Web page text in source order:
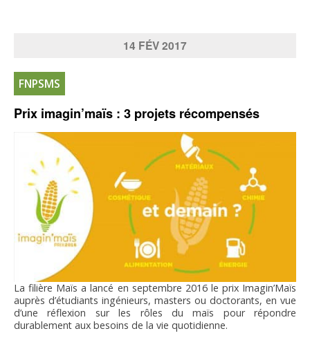
14 FÉV2017
FNPSMS
Prix imagin’maïs : 3 projets récompensés
La filière Maïs a lancé en septembre 2016 le prix Imagin’Maïs
auprès d’étudiants ingénieurs, masters ou doctorants, en vue
d’une réflexion sur les rôles du maïs pour répondre
durablement aux besoins de la vie quotidienne.